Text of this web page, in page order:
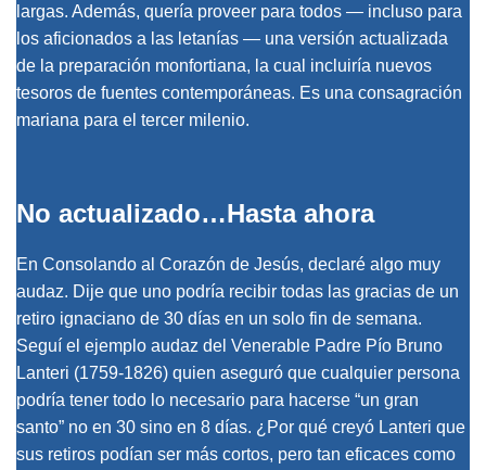
largas. Además, quería proveer para todos — incluso para
los aficionados a las letanías — una versión actualizada
de la preparación monfortiana, la cual incluiría nuevos
tesoros de fuentes contemporáneas. Es una consagración
mariana para el tercer milenio.
No actualizado…Hasta ahora
En Consolando al Corazón de Jesús, declaré algo muy
audaz. Dije que uno podría recibir todas las gracias de un
retiro ignaciano de 30 días en un solo fin de semana.
Seguí el ejemplo audaz del Venerable Padre Pío Bruno
Lanteri (1759-1826) quien aseguró que cualquier persona
podría tener todo lo necesario para hacerse “un gran
santo” no en 30 sino en 8 días. ¿Por qué creyó Lanteri que
sus retiros podían ser más cortos, pero tan eficaces como